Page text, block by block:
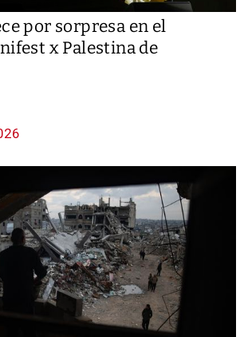
por sorpresa en el
x Palestina de